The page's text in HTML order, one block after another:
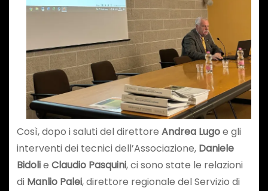
Così, dopo i saluti del direttore Andrea Lugoe gli
interventi dei tecnici dell’Associazione, Daniele
Bidolie Claudio Pasquini, ci sono state le relazioni
di Manlio Palei, direttore regionale del Servizio di